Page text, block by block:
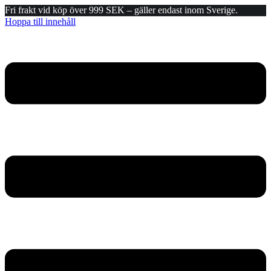
Fri frakt vid köp över 999 SEK – gäller endast inom Sverige.
Hoppa till innehåll